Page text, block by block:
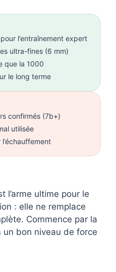
l’entraînement expert
ultra-fines (6 mm)
que la 1000
le long terme
confirmés (7b+)
utilisée
l’arme ultime pour le
: elle ne remplace
Commence par la
un bon niveau de force